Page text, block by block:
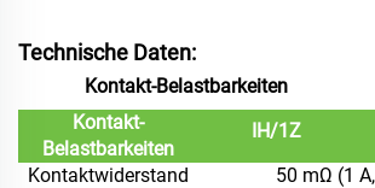
Technische Daten:
Kontakt-Belastbarkeiten
Kontakt-
Belastbarkeiten
IH/1Z
Kontaktwiderstand
50 mΩ (1